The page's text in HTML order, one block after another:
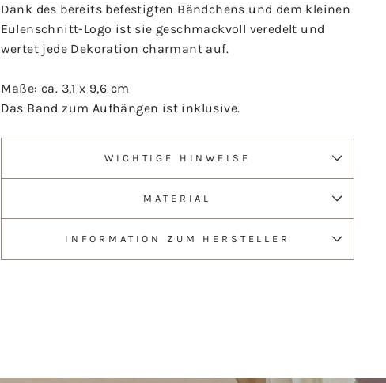
Dank des bereits befestigten Bändchens und dem kleinen
Eulenschnitt-Logo ist sie geschmackvoll veredelt und
wertet jede Dekoration charmant auf.
Maße: ca. 3,1 x 9,6 cm
Das Band zum Aufhängen ist inklusive.
WICHTIGE HINWEISE
MATERIAL
INFORMATION ZUM HERSTELLER